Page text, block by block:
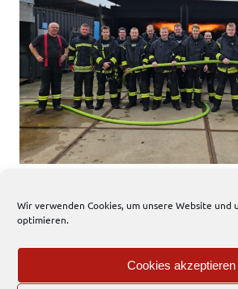
Wir verwenden Cookies, um unsere Website und
optimieren.
Cookies akzeptieren
485 total views, 1 views today